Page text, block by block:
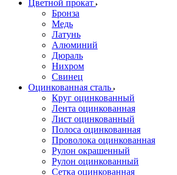
Цветной прокат
Бронза
Медь
Латунь
Алюминий
Дюраль
Нихром
Свинец
Оцинкованная сталь
Круг оцинкованный
Лента оцинкованная
Лист оцинкованный
Полоса оцинкованная
Проволока оцинкованная
Рулон окрашенный
Рулон оцинкованный
Сетка оцинкованная